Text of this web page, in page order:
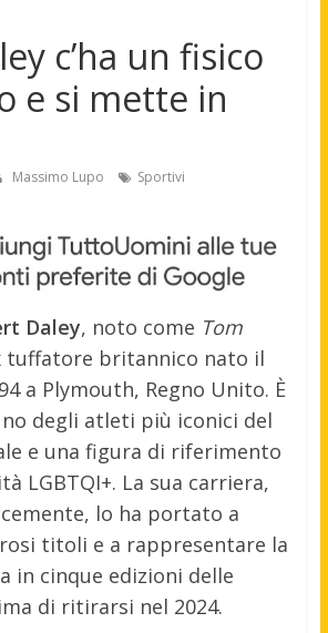
c’ha un fisico
e si mette in
Massimo Lupo Sportivi
Daley, noto come Tom
tuffatore britannico nato il
a Plymouth, Regno Unito. È
degli atleti più iconici del
e una figura di riferimento
LGBTQI+. La sua carriera,
lo ha portato a
titoli e a rappresentare la
in cinque edizioni delle
di ritirarsi nel 2024.